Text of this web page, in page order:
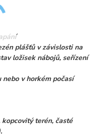
plášťů v závislosti na
ložisek nábojů, seřízení
v horkém počasí
terén, časté